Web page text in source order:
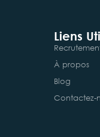
Liens
À propos
Blog
Contactez-